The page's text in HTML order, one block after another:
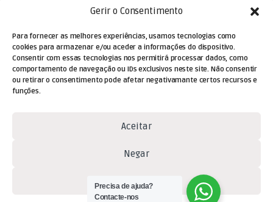
Gerir o Consentimento
Para fornecer as melhores experiências, usamos tecnologias como
cookies para armazenar e/ou aceder a informações do dispositivo.
Consentir com essas tecnologias nos permitirá processar dados, como
comportamento de navegação ou IDs exclusivos neste site. Não consentir
ou retirar o consentimento pode afetar negativamante certos recursos e
funções.
Aceitar
Negar
Ver preferências
(+351) 229 477 080
nacional)
Precisa de ajuda?
Contacte-nos